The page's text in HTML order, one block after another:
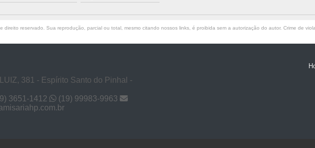
reservado. Sua reprodução, parcial ou total, mesmo citando nossos links, é proibida sem a autorização do autor. Crime de
381 - Espírito Santo do Pinhal -
3651-1412
(19) 99983-9963